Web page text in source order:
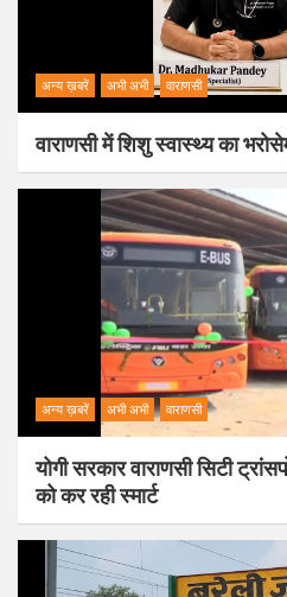
अन्य ख़बरें अभी अभी वाराणसी
वाराणसी में शिशु स्वास्थ्य का
अन्य ख़बरें अभी अभी वाराणसी
योगी सरकार वाराणसी सिटी
को कर रही स्मार्ट